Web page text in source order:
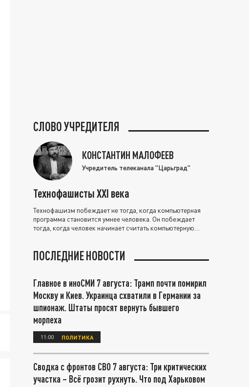
СЛОВО УЧРЕДИТЕЛЯ
КОНСТАНТИН МАЛОФЕЕВ
Учредитель телеканала "Царьград"
Технофашисты XXI века
Технофашизм побеждает не тогда, когда компьютерная
программа становится умнее человека. Он побеждает
тогда, когда человек начинает считать компьютерную
ПОСЛЕДНИЕ НОВОСТИ
Главное в иноСМИ 7 августа: Трамп почти помирил
Москву и Киев. Украинца схватили в Германии за
шпионаж. Штаты просят вернуть бывшего
морпеха
11:00 ПОЛИТИКА
Сводка с фронтов СВО 7 августа: Три критических
участка – Всё грозит рухнуть. Что под Харьковом